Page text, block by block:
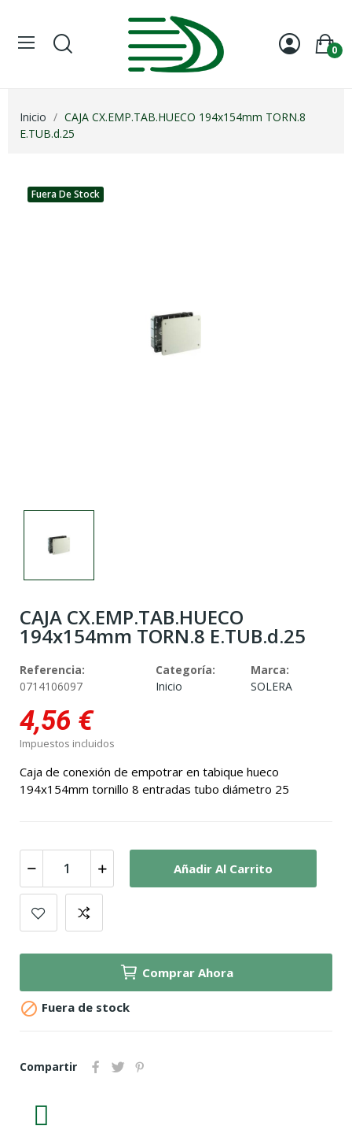
0
Inicio
CAJA CX.EMP.TAB.HUECO 194x154mm TORN.8
E.TUB.d.25
Fuera De Stock
CAJA CX.EMP.TAB.HUECO
194x154mm TORN.8 E.TUB.d.25
Referencia:
0714106097
Categoría:
Inicio
Marca:
SOLERA
4,56 €
Impuestos incluidos
Caja de conexión de empotrar en tabique hueco
194x154mm tornillo 8 entradas tubo diámetro 25
Añadir Al Carrito
Comprar Ahora
 Fuera de stock
Compartir